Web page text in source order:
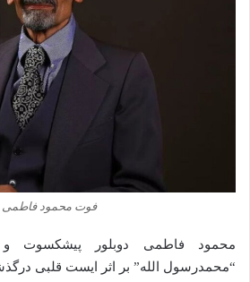
فوت محمود فاطمی
محمود فاطمی دوبلور پیشکسوت و
“محمدرسول الله” بر اثر ایست قلبی